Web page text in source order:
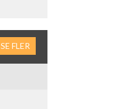
SE FLER